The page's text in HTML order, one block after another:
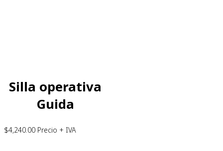
Silla operativa
Guida
$4,240.00 Precio + IVA